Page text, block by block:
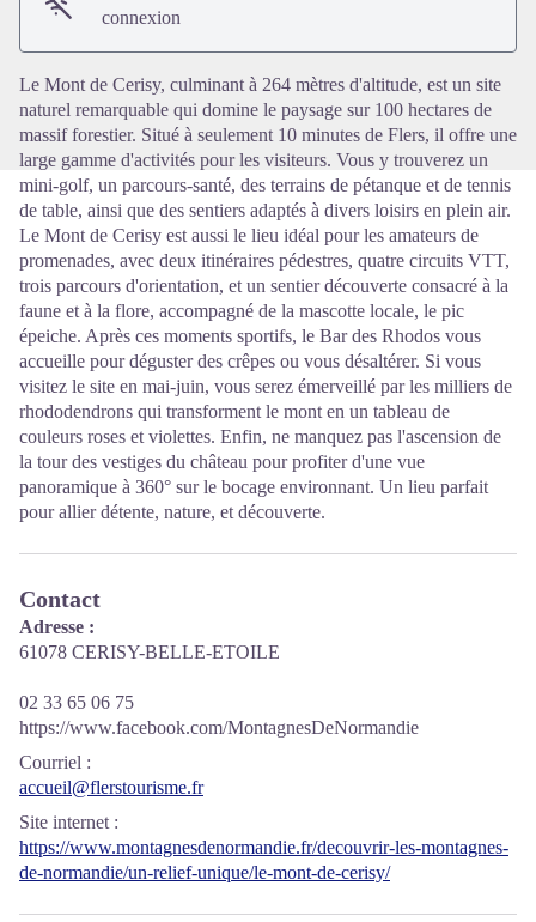
connexion
Le Mont de Cerisy, culminant à 264 mètres d'altitude, est un site
naturel remarquable qui domine le paysage sur 100 hectares de
massif forestier. Situé à seulement 10 minutes de Flers, il offre une
large gamme d'activités pour les visiteurs. Vous y trouverez un
mini-golf, un parcours-santé, des terrains de pétanque et de tennis
de table, ainsi que des sentiers adaptés à divers loisirs en plein air.
Le Mont de Cerisy est aussi le lieu idéal pour les amateurs de
promenades, avec deux itinéraires pédestres, quatre circuits VTT,
trois parcours d'orientation, et un sentier découverte consacré à la
faune et à la flore, accompagné de la mascotte locale, le pic
épeiche. Après ces moments sportifs, le Bar des Rhodos vous
accueille pour déguster des crêpes ou vous désaltérer. Si vous
visitez le site en mai-juin, vous serez émerveillé par les milliers de
rhododendrons qui transforment le mont en un tableau de
couleurs roses et violettes. Enfin, ne manquez pas l'ascension de
la tour des vestiges du château pour profiter d'une vue
panoramique à 360° sur le bocage environnant. Un lieu parfait
pour allier détente, nature, et découverte.
Contact
Adresse :
61078 CERISY-BELLE-ETOILE
02 33 65 06 75
https://www.facebook.com/MontagnesDeNormandie
Courriel :
accueil@flerstourisme.fr
Site internet :
https://www.montagnesdenormandie.fr/decouvrir-les-montagnes-
de-normandie/un-relief-unique/le-mont-de-cerisy/